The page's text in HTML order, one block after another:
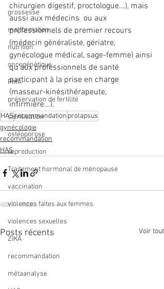
grossesse
malformation
nutrition
oncogénétique
PMA
préservation de fertilité
stérilisation
ostéoporose
reproduction
Traitement hormonal de ménopause
vaccination
violences faites aux femmes
violences sexuelles
ZIKA
recommandation
métaanalyse
chirurgien digestif, proctologue...), mais
aussi aux médecins  ou aux
professionnels de premier recours
(médecin généraliste, gériatre,
gynécologue médical, sage-femme) ainsi
qu’aux professionnels de santé
participant à la prise en charge
(masseur-kinésithérapeute,
infirmière...).
HASrecommandation prolapsus
gynécologie
recommandation
HAS
Posts récents Voir tout